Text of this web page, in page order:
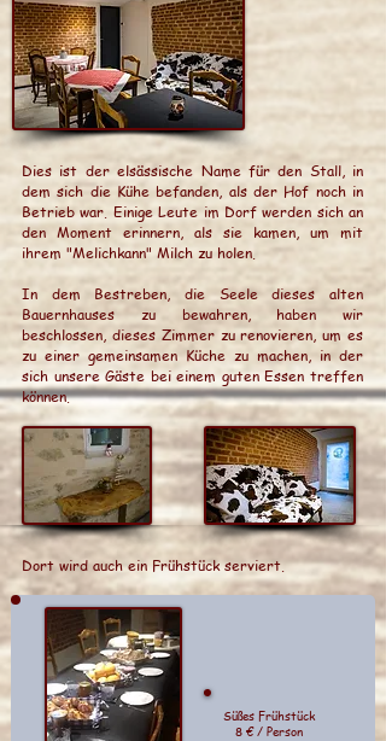
Dies ist der elsässische Name für den Stall, in
dem sich die Kühe befanden, als der Hof noch in
Betrieb war. Einige Leute im Dorf werden sich an
den Moment erinnern, als sie kamen, um mit
ihrem "Melichkann" Milch zu holen.
In dem Bestreben, die Seele dieses alten
Bauernhauses zu bewahren, haben wir
beschlossen, dieses Zimmer zu renovieren, um es
zu einer gemeinsamen Küche zu machen, in der
sich unsere Gäste bei einem guten Essen treffen
können.
Dort wird auch ein Frühstück serviert.
Süßes Frühstück
8 € / Person